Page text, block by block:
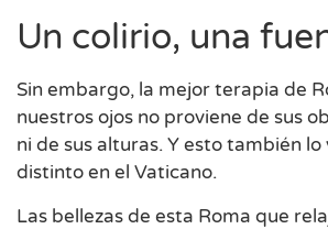
Un colirio, una
Sin embargo, la mejor terapia de
nuestros ojos no proviene de sus
ni de sus alturas. Y esto también lo
distinto en el Vaticano.
Las bellezas de esta Roma que